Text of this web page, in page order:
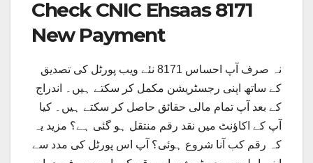
Check CNIC Ehsaas 8171
New Payment
نہ صرف آپ احساس 8171 نئے ویب پورٹل کی تصدیق
کے ساتھ اپنی رجسٹریشن مکمل کر سکتے ہیں۔ اندراج
کے بعد آپ تمام مالی حقائق حاصل کر سکتے ہیں۔ کیا
آپ کے اکاؤنٹ میں نقد رقم منتقل ہو گئی ہے؟ مزید یہ
کہ رقم کب آنا شروع ہوئی؟ آپ اس پورٹل کی مدد سے